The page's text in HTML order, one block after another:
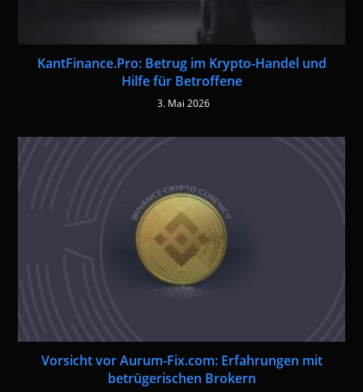
KantFinance.Pro: Betrug im Krypto-Handel und
Hilfe für Betroffene
3. Mai 2026
Vorsicht vor Aurum-Fix.com: Erfahrungen mit
betrügerischen Brokern